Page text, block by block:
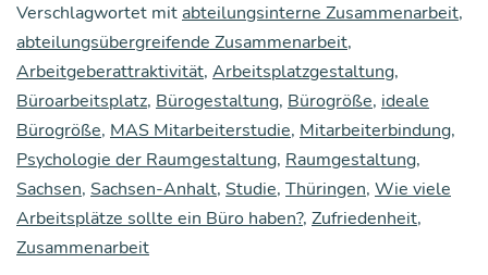
eine
idea­
le
Büro­
grö­
ße?
Verschlagwortet mit abteilungsinterne Zusammenarbeit,
abteilungsübergreifende Zusammenarbeit,
Arbeitgeberattraktivität, Arbeitsplatzgestaltung,
Büroarbeitsplatz, Bürogestaltung, Bürogröße, ideale
Bürogröße, MAS Mitarbeiterstudie, Mitarbeiterbindung,
Psychologie der Raumgestaltung, Raumgestaltung,
Sachsen, Sachsen-Anhalt, Studie, Thüringen, Wie viele
Arbeitsplätze sollte ein Büro haben?, Zufriedenheit,
Zusammenarbeit